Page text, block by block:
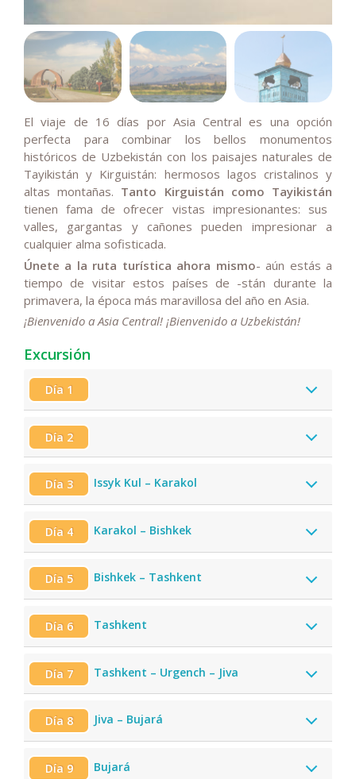
El viaje de 16 días por Asia Central es una opción
perfecta para combinar los bellos monumentos
históricos de Uzbekistán con los paisajes naturales de
Tayikistán y Kirguistán: hermosos lagos cristalinos y
altas montañas. Tanto Kirguistán como Tayikistán
tienen fama de ofrecer vistas impresionantes: sus
valles, gargantas y cañones pueden impresionar a
cualquier alma sofisticada.
Únete a la ruta turística ahora mismo- aún estás a
tiempo de visitar estos países de -stán durante la
primavera, la época más maravillosa del año en Asia.
¡Bienvenido a Asia Central! ¡Bienvenido a Uzbekistán!
Excursión
Día 1
Día 2
Día 3 Issyk Kul – Karakol
Día 4 Karakol – Bishkek
Día 5 Bishkek – Tashkent
Día 6 Tashkent
Día 7 Tashkent – Urgench – Jiva
Día 8 Jiva – Bujará
Día 9 Bujará